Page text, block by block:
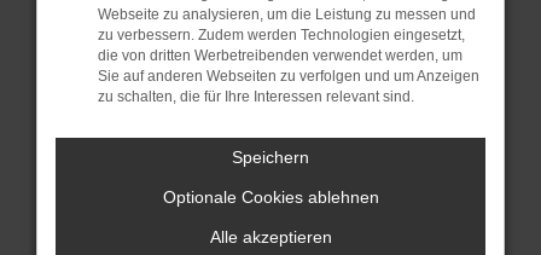
Veraltete Software birgt nicht nur ein
Sicherheitsrisiko, sondern kann auch dazu
führen, dass bestimmte Funktionen nicht mehr
unterstützt werden.
Wende dich an den Webseitenbetreiber.
Wenn du alle oben genannten Schritte versucht
hast, kontaktiere uns bitte. Wir werden
versuchen, das Problem zu beheben. Du kannst
uns diesen Text schicken, um uns bei der
Webseite zu analysieren, um die Leistung zu messen und
zu verbessern. Zudem werden Technologien eingesetzt,
die von dritten Werbetreibenden verwendet werden, um
Sie auf anderen Webseiten zu verfolgen und um Anzeigen
zu schalten, die für Ihre Interessen relevant sind.
Speichern
Optionale Cookies ablehnen
Alle akzeptieren